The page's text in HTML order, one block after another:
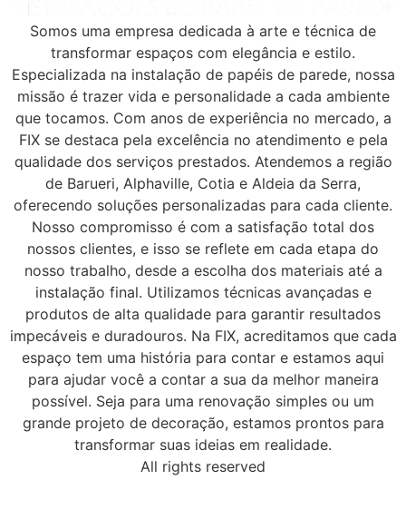
Somos uma empresa dedicada à arte e técnica de
transformar espaços com elegância e estilo.
Especializada na instalação de papéis de parede, nossa
missão é trazer vida e personalidade a cada ambiente
que tocamos. Com anos de experiência no mercado, a
FIX se destaca pela excelência no atendimento e pela
qualidade dos serviços prestados. Atendemos a região
de Barueri, Alphaville, Cotia e Aldeia da Serra,
oferecendo soluções personalizadas para cada cliente.
Nosso compromisso é com a satisfação total dos
nossos clientes, e isso se reflete em cada etapa do
nosso trabalho, desde a escolha dos materiais até a
instalação final. Utilizamos técnicas avançadas e
produtos de alta qualidade para garantir resultados
impecáveis e duradouros. Na FIX, acreditamos que cada
espaço tem uma história para contar e estamos aqui
para ajudar você a contar a sua da melhor maneira
possível. Seja para uma renovação simples ou um
grande projeto de decoração, estamos prontos para
transformar suas ideias em realidade.
All rights reserved